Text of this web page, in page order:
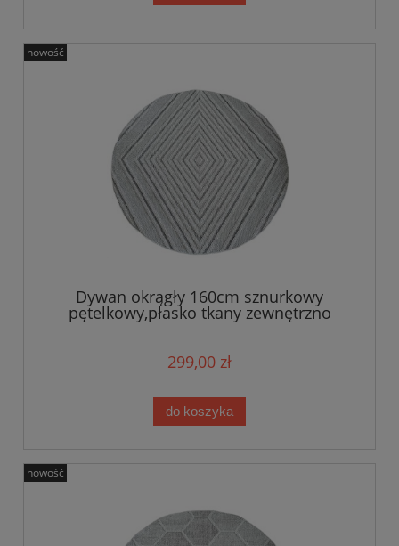
Dywan okrągły 160cm sznurkowy
pętelkowy,płasko tkany zewnętrzno
wewnętrzny EVEL
299,00 zł
do koszyka
nowość
nowość